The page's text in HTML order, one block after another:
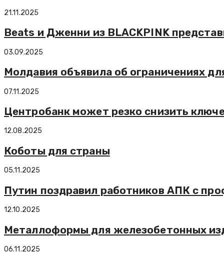
21.11.2025
Beats и Дженни из BLACKPINK
03.09.2025
Молдавия объявила об ограничениях
07.11.2025
Центробанк может резко снизить
12.08.2025
Коботы для страны
05.11.2025
Путин поздравил работников АПК с
12.10.2025
Металлоформы для железобетонных
06.11.2025